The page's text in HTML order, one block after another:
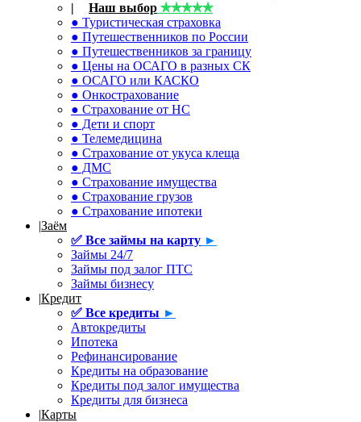
|
Наш выбор ✯✯✯✯✯
● Туристическая страховка
● Путешественников по России
● Путешественников за границу
● Цены на ОСАГО в разных СК
● ОСАГО или КАСКО
● Онкострахование
● Страхование от НС
● Дети и спорт
● Телемедицина
● Страхование от укуса клеща
● ДМС
● Страхование имущества
● Страхование грузов
● Страхование ипотеки
|Заём
✅ Все займы на карту ►
Займы 24/7
Займы под залог ПТС
Займы бизнесу
|Кредит
✅ Все кредиты ►
Автокредиты
Ипотека
Рефинансирование
Кредиты на образование
Кредиты под залог имущества
Кредиты для бизнеса
|Карты